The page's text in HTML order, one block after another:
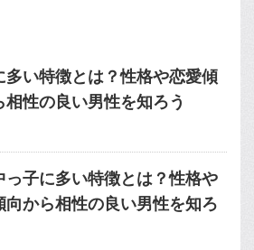
多い特徴とは？性格や恋愛傾
相性の良い男性を知ろう
っ子に多い特徴とは？性格や
向から相性の良い男性を知ろ